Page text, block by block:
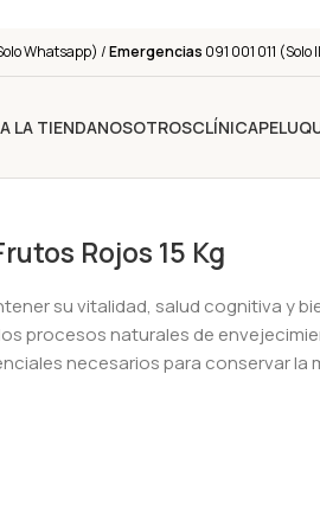
Whatsapp) /Emergencias 091 001 011
LA TIENDANOSOTROSCLÍNICA
Rojos 15 Kg
su vitalidad, salud cognitiva y
procesos naturales de
necesarios para conservar la